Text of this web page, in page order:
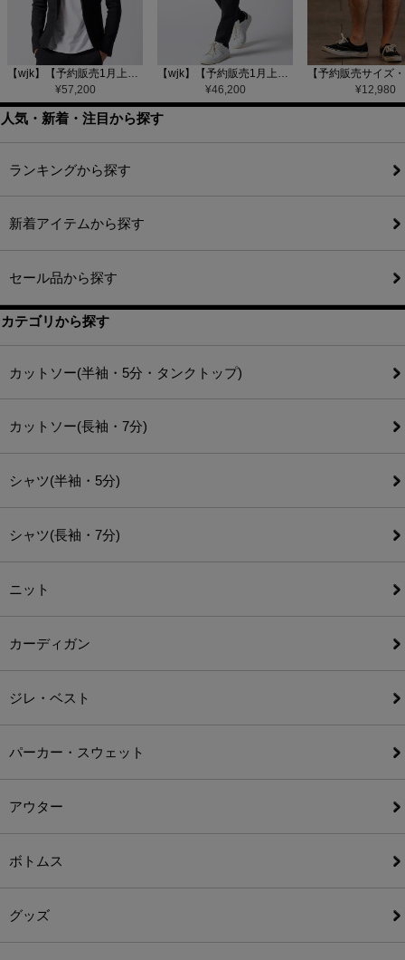
【wjk】【予約販売1月上旬～中旬入荷】function knit jacket(jacquard check) ニットジャケット(207 mw08j)
¥57,200
【wjk】【予約販売1月上旬～中旬入荷】function knit easy slacks(jacquard check) ニットイージーパンツ(504 mw08j)
¥46,200 ¥12,980
人気・新着・注目から探す
ランキングから探す
新着アイテムから探す
セール品から探す
カテゴリから探す
カットソー(半袖・5分・タンクトップ)
カットソー(長袖・7分)
シャツ(半袖・5分)
シャツ(長袖・7分)
ニット
カーディガン
ジレ・ベスト
パーカー・スウェット
アウター
ボトムス
グッズ